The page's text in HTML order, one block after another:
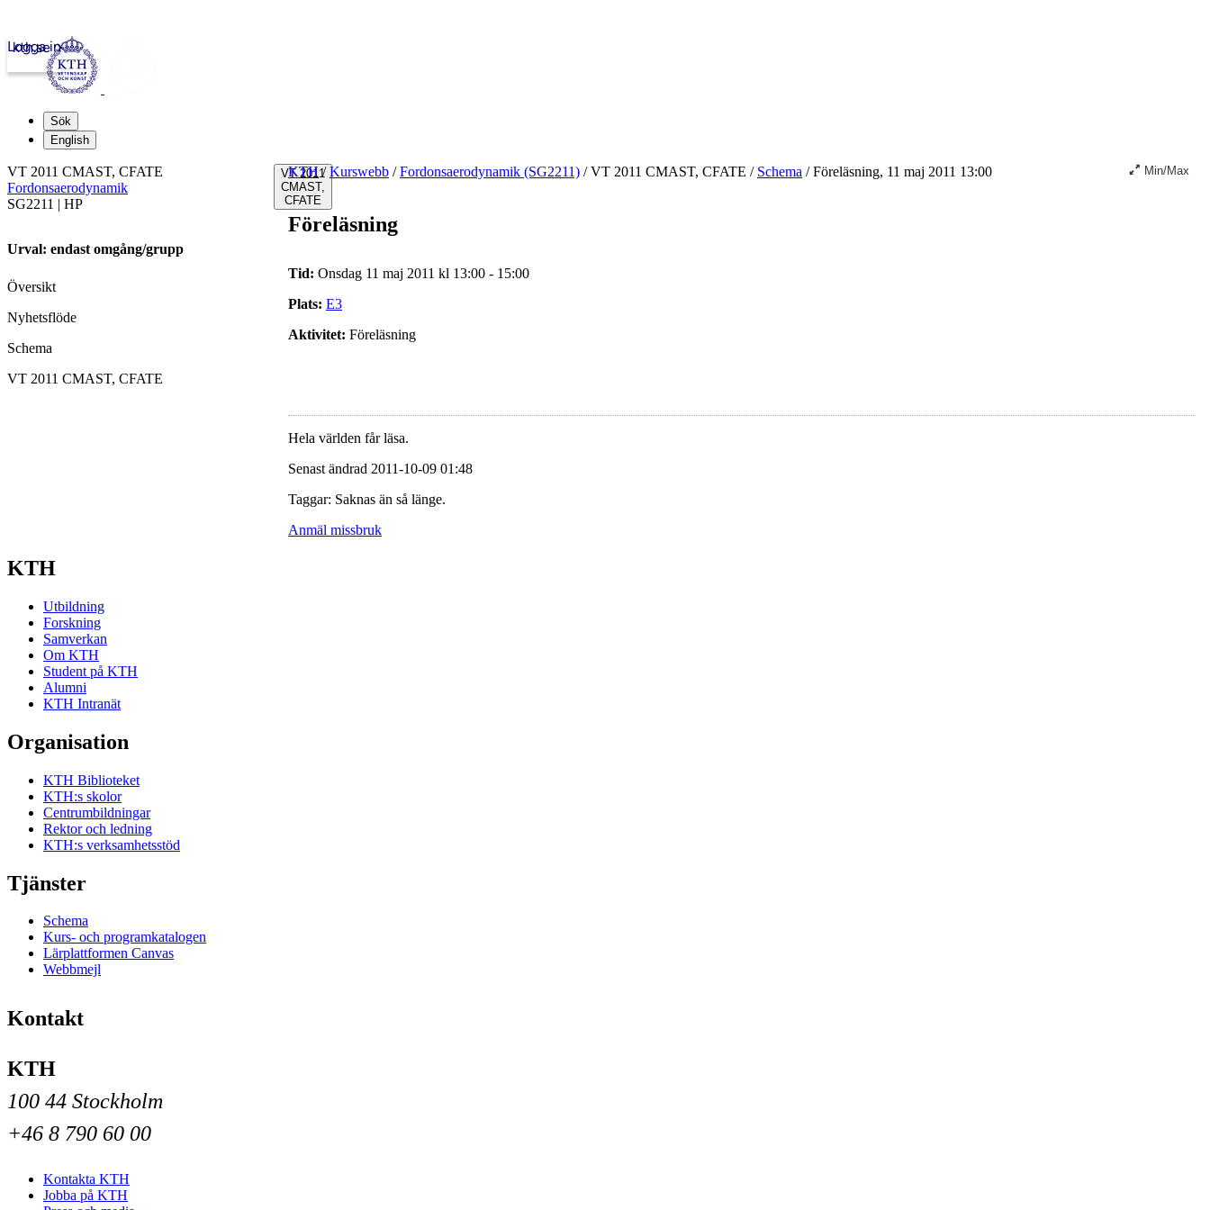
kth.se
Logga in
Sök
English
VT 2011
CMAST,
CFATE
KTH / Kurswebb / Fordonsaerodynamik (SG2211) /VT 2011 CMAST, CFATE / Schema /Föreläsning, 11 maj 2011 13:00 Min/Max
Föreläsning
Tid: Onsdag 11 maj 2011 kl 13:00 - 15:00
Plats: E3
Aktivitet: Föreläsning
Hela världen får läsa.
Senast ändrad 2011-10-09 01:48
Taggar: Saknas än så länge.
Anmäl missbruk
VT 2011 CMAST, CFATE
Fordonsaerodynamik
SG2211 | HP
Urval: endast omgång/grupp
Översikt
Nyhetsflöde
Schema
VT 2011 CMAST, CFATE
KTH
Utbildning
Forskning
Samverkan
Om KTH
Student på KTH
Alumni
KTH Intranät
Organisation
KTH Biblioteket
KTH:s skolor
Centrumbildningar
Rektor och ledning
KTH:s verksamhetsstöd
Tjänster
Schema
Kurs- och programkatalogen
Lärplattformen Canvas
Webbmejl
Kontakt
KTH
100 44 Stockholm
+46 8 790 60 00
Kontakta KTH
Jobba på KTH